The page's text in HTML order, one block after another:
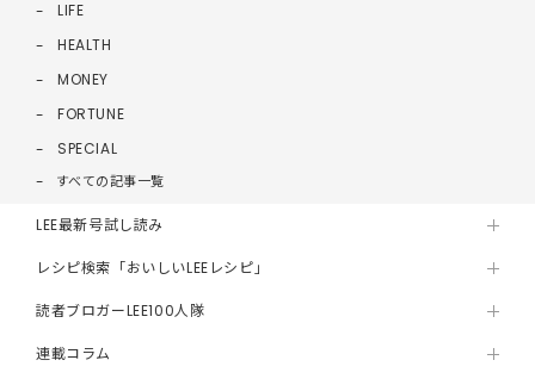
LIFE
HEALTH
MONEY
FORTUNE
SPECIAL
すべての記事一覧
LEE最新号試し読み
レシピ検索「おいしいLEEレシピ」
読者ブロガーLEE100人隊
連載コラム